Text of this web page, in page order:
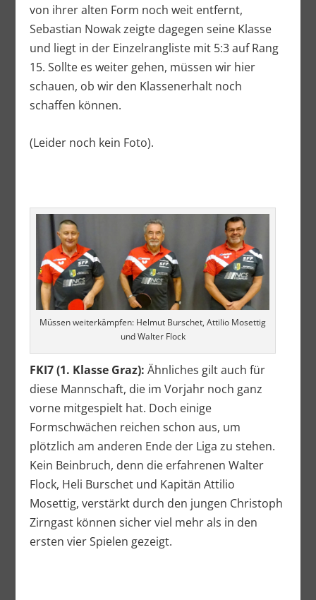
von ihrer alten Form noch weit entfernt,
Sebastian Nowak zeigte dagegen seine Klasse
und liegt in der Einzelrangliste mit 5:3 auf Rang
15. Sollte es weiter gehen, müssen wir hier
schauen, ob wir den Klassenerhalt noch
schaffen können.
(Leider noch kein Foto).
Müssen weiterkämpfen: Helmut Burschet, Attilio Mosettig
und Walter Flock
FKI7 (1. Klasse Graz): Ähnliches gilt auch für
diese Mannschaft, die im Vorjahr noch ganz
vorne mitgespielt hat. Doch einige
Formschwächen reichen schon aus, um
plötzlich am anderen Ende der Liga zu stehen.
Kein Beinbruch, denn die erfahrenen Walter
Flock, Heli Burschet und Kapitän Attilio
Mosettig, verstärkt durch den jungen Christoph
Zirngast können sicher viel mehr als in den
ersten vier Spielen gezeigt.